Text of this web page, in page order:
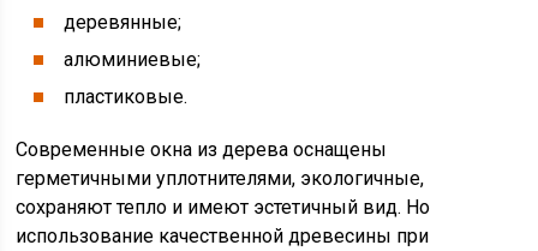
деревянные;
алюминиевые;
пластиковые.
Современные окна из дерева оснащены
герметичными уплотнителями, экологичные,
сохраняют тепло и имеют эстетичный вид. Но
использование качественной древесины при